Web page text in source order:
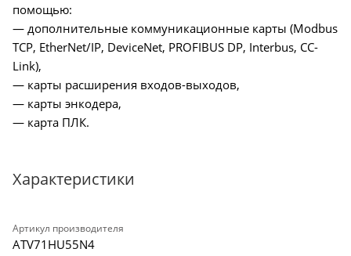
помощью:
— дополнительные коммуникационные карты (Modbus
TCP, EtherNet/IP, DeviceNet, PROFIBUS DP, Interbus, CC-
Link),
— карты расширения входов-выходов,
— карты энкодера,
— карта ПЛК.
Характеристики
Артикул производителя
ATV71HU55N4